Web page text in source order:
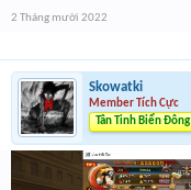
2 Tháng mười 2022
Skowatki
Member Tích Cực
Tân Tinh Biển Đông